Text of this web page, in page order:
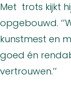
Met trots kijkt
opgebouwd.
kunstmest en
goed én
vertrouwen.’’